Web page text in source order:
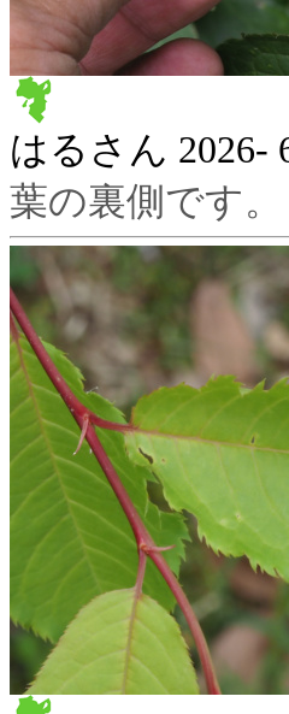
はるさん 2026-
葉の裏側です。